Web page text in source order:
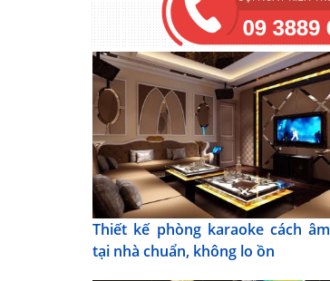
Thiết kế phòng karaoke cách âm
tại nhà chuẩn, không lo ồn